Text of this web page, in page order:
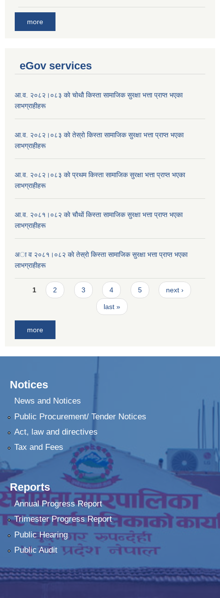
more
eGov services
आ.व. २०८२।०८३ काे चोथाै‌ किस्ता सामाजिक सुरक्षा भत्ता प्राप्त भएका
लाभग्राहीहरू
आ.व. २०८२।०८३ काे तेस्राे किस्ता सामाजिक सुरक्षा भत्ता प्राप्त भएका
लाभग्राहीहरू
आ.व. २०८२।०८३ काे प्रथम किस्ता सामाजिक सुरक्षा भत्ता प्राप्त भएका
लाभग्राहीहरू
आ.व. २०८१।०८२ काे चाैथाें किस्ता सामाजिक सुरक्षा भत्ता प्राप्त भएका
लाभग्राहीहरू
अा व २०८१।०८२ काे तेस्राे किस्ता सामाजिक सुरक्षा भत्ता प्राप्त भएका
लाभग्राहीहरू
Pages
1 2 3 4 5 next ›
last »
more
Notices
News and Notices
Public Procurement/ Tender Notices
Act, law and directives
Tax and Fees
Reports
Annual Progress Report
Trimester Progress Report
Public Hearing
Public Audit